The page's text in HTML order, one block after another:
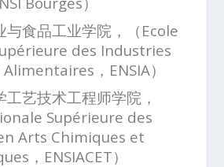
与食品工业学院，（Ecole
des Industries
，ENSIA）
艺技术工程师学院，
Supérieure des
Arts Chimiques et
，ENSIACET）